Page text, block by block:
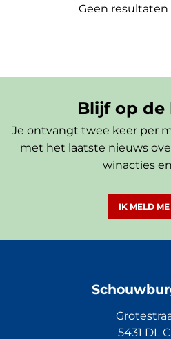
Geen
Blijf op de
Je ontvangt twee keer per
met het laatste nieuws
winacties
IK MELD
5431 DL